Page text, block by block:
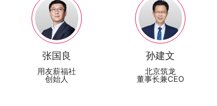
张国良
用友薪福社
创始人
孙建文
北京筑龙
董事长兼CEO